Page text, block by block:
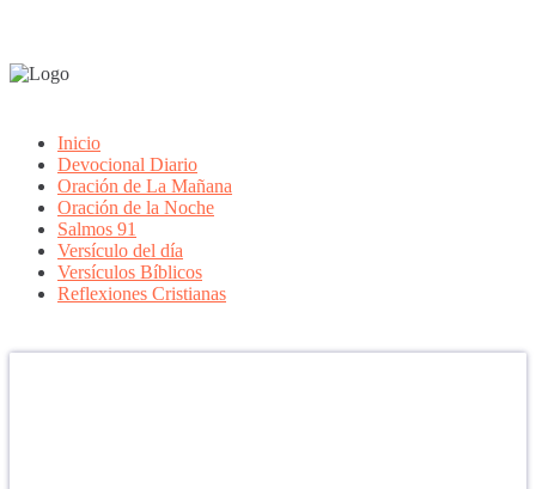
Inicio
Devocional Diario
Oración de La Mañana
Oración de la Noche
Salmos 91
Versículo del día
Versículos Bíblicos
Reflexiones Cristianas